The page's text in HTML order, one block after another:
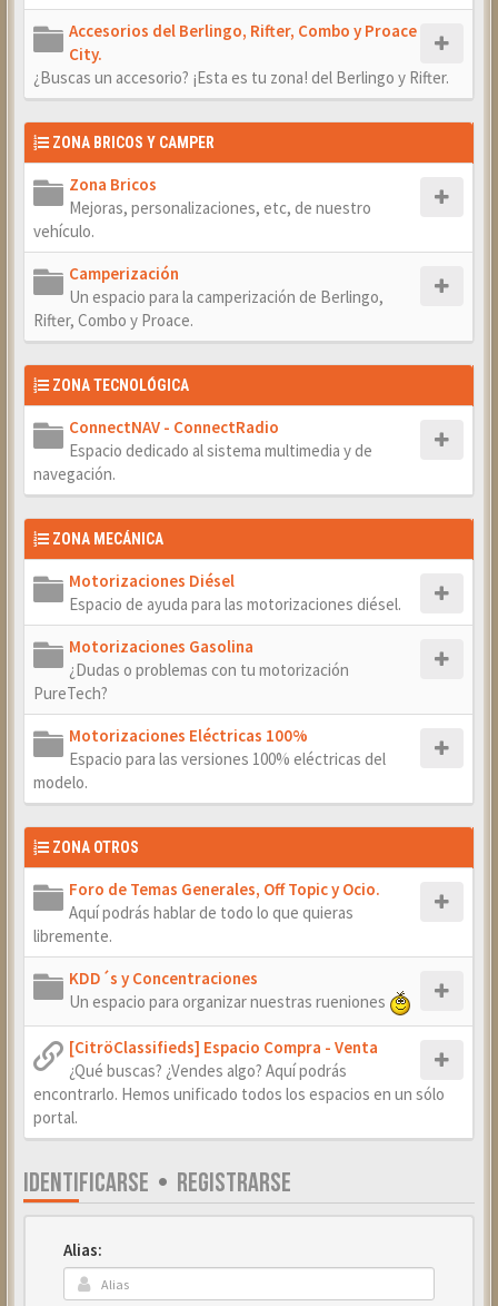
Accesorios del Berlingo, Rifter, Combo y Proace
City.
¿Buscas un accesorio? ¡Esta es tu zona! del Berlingo y Rifter.
ZONA BRICOS Y CAMPER
Zona Bricos
Mejoras, personalizaciones, etc, de nuestro
vehículo.
Camperización
Un espacio para la camperización de Berlingo,
Rifter, Combo y Proace.
ZONA TECNOLÓGICA
ConnectNAV - ConnectRadio
Espacio dedicado al sistema multimedia y de
navegación.
ZONA MECÁNICA
Motorizaciones Diésel
Espacio de ayuda para las motorizaciones diésel.
Motorizaciones Gasolina
¿Dudas o problemas con tu motorización
PureTech?
Motorizaciones Eléctricas 100%
Espacio para las versiones 100% eléctricas del
modelo.
ZONA OTROS
Foro de Temas Generales, Off Topic y Ocio.
Aquí podrás hablar de todo lo que quieras
libremente.
KDD´s y Concentraciones
Un espacio para organizar nuestras rueniones
[CitröClassifieds] Espacio Compra - Venta
¿Qué buscas? ¿Vendes algo? Aquí podrás
encontrarlo. Hemos unificado todos los espacios en un sólo
portal.
IDENTIFICARSE • REGISTRARSE
Alias: